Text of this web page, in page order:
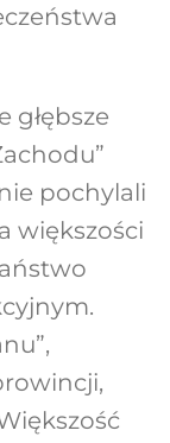
głębsze
pochylali
większości